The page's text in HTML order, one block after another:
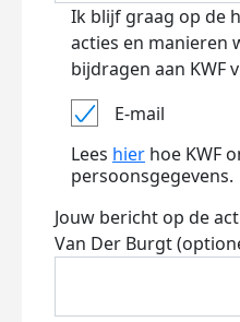
Ik blijf graag op de
acties en manieren
bijdragen aan KWF
E-mail
Lees hier hoe KWF
persoonsgegevens.
Jouw bericht op de
Van Der Burgt